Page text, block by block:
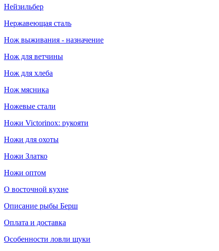
Нейзильбер
Нержавеющая сталь
Нож выживания - назначение
Нож для ветчины
Нож для хлеба
Нож мясника
Ножевые стали
Ножи Victorinox: рукояти
Ножи для охоты
Ножи Златко
Ножи оптом
О восточной кухне
Описание рыбы Берш
Оплата и доставка
Особенности ловли щуки